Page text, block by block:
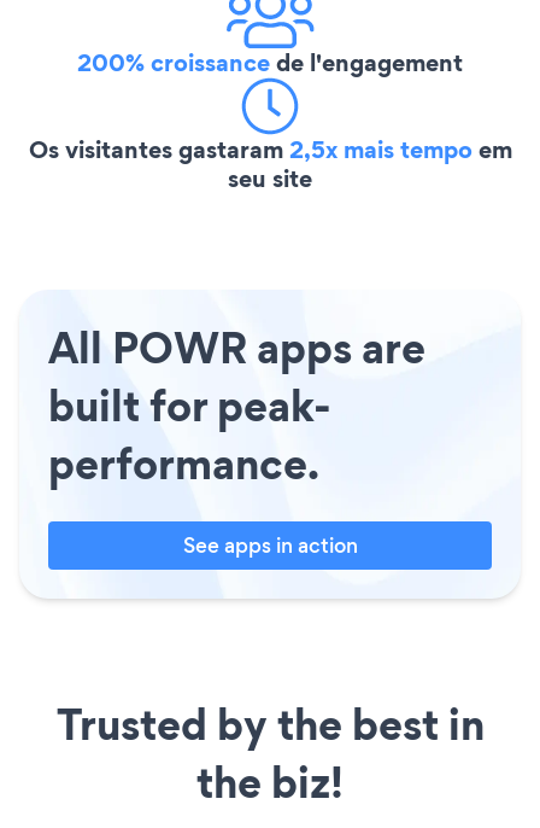
200% croissancede l'engagement
Os visitantes gastaram2,5x mais tempoem
seu site
All POWR apps are
built for peak-
performance.
See apps in action
Trusted by the best in
the biz!